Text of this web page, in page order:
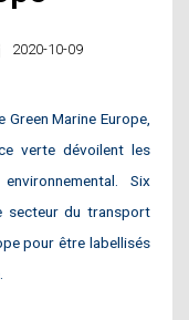
2020-10-09
Marine Europe,
verte dévoilent les
Six
secteur du transport
pour être labellisés